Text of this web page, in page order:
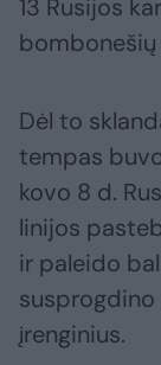
13 Rusijos
bombonešių
Dėl to
tempas
kovo 8 d.
linijos
ir paleido
įrenginius.